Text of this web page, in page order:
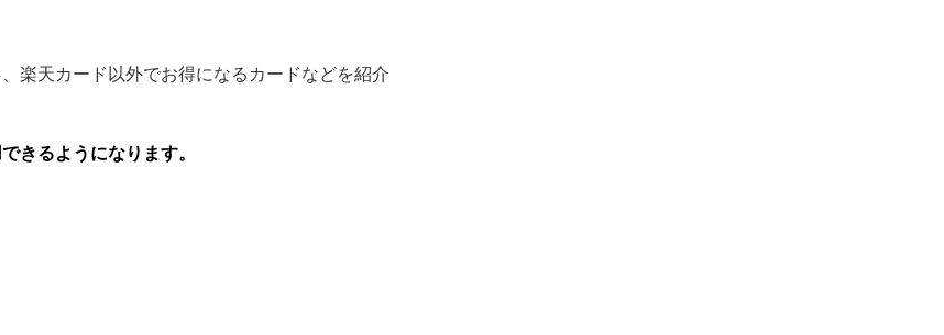
楽天カード以外でお得になるカードなどを紹介
きるようになります。